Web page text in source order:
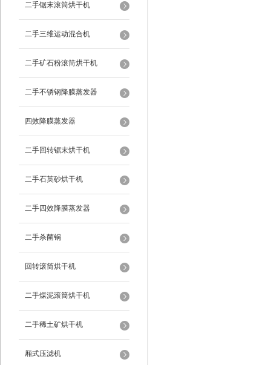
二手锯末滚筒烘干机
二手三维运动混合机
二手矿石粉滚筒烘干机
二手不锈钢降膜蒸发器
四效降膜蒸发器
二手回转锯末烘干机
二手石英砂烘干机
二手四效降膜蒸发器
二手杀菌锅
回转滚筒烘干机
二手煤泥滚筒烘干机
二手稀土矿烘干机
厢式压滤机